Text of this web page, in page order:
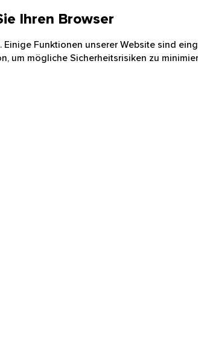
Ihren Browser
Einige Funktionen unserer Website sind
um mögliche Sicherheitsrisiken zu